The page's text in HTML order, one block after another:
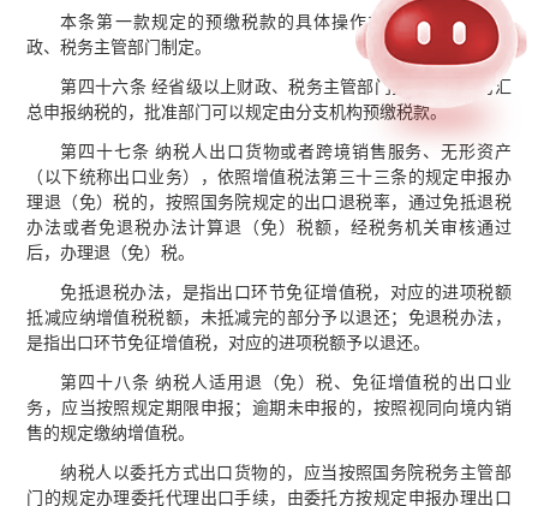
本条第一款规定的预缴税款的具体操作办法，由国务院财
政、税务主管部门制定。
第四十六条 经省级以上财政、税务主管部门批准由总机构汇
总申报纳税的，批准部门可以规定由分支机构预缴税款。
第四十七条 纳税人出口货物或者跨境销售服务、无形资产
（以下统称出口业务），依照增值税法第三十三条的规定申报办
理退（免）税的，按照国务院规定的出口退税率，通过免抵退税
办法或者免退税办法计算退（免）税额，经税务机关审核通过
后，办理退（免）税。
免抵退税办法，是指出口环节免征增值税，对应的进项税额
抵减应纳增值税税额，未抵减完的部分予以退还；免退税办法，
是指出口环节免征增值税，对应的进项税额予以退还。
第四十八条 纳税人适用退（免）税、免征增值税的出口业
务，应当按照规定期限申报；逾期未申报的，按照视同向境内销
售的规定缴纳增值税。
纳税人以委托方式出口货物的，应当按照国务院税务主管部
门的规定办理委托代理出口手续，由委托方按规定申报办理出口